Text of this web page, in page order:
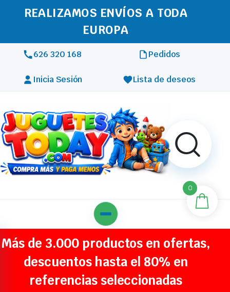
REALIZAMOS ENVÍOS A TODA
EUROPA
626 320 168 Pedidos
Inicia Sesión Lista de deseos
Más de 3.000 productos en ofertas,
descuentos hasta el 80% en
referencias seleccionadas
0